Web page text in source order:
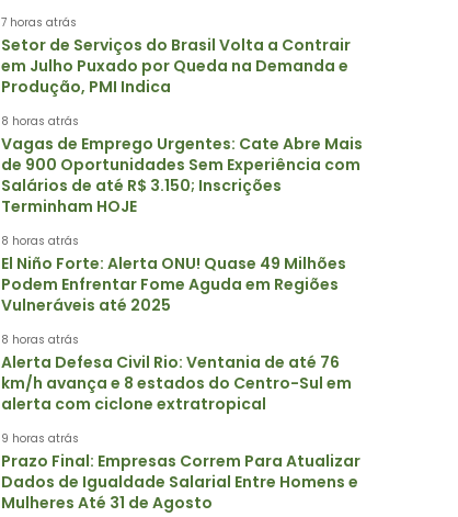
7 horas atrás
Setor de Serviços do Brasil Volta a Contrair
em Julho Puxado por Queda na Demanda e
Produção, PMI Indica
8 horas atrás
Vagas de Emprego Urgentes: Cate Abre Mais
de 900 Oportunidades Sem Experiência com
Salários de até R$ 3.150; Inscrições
Terminham HOJE
8 horas atrás
El Niño Forte: Alerta ONU! Quase 49 Milhões
Podem Enfrentar Fome Aguda em Regiões
Vulneráveis até 2025
8 horas atrás
Alerta Defesa Civil Rio: Ventania de até 76
km/h avança e 8 estados do Centro-Sul em
alerta com ciclone extratropical
9 horas atrás
Prazo Final: Empresas Correm Para Atualizar
Dados de Igualdade Salarial Entre Homens e
Mulheres Até 31 de Agosto